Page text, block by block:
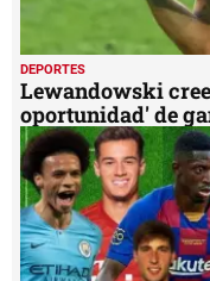
DEPORTES
Lewandowski
oportunidad' de